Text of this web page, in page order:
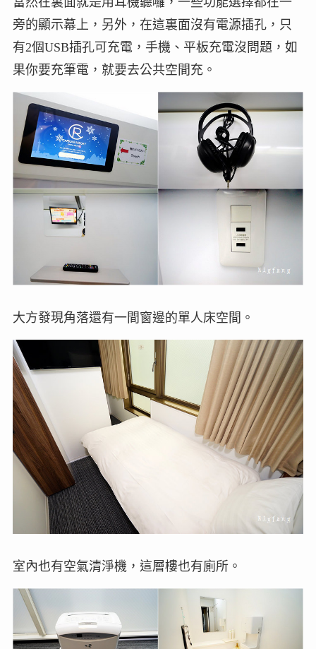
旁的顯示幕上，另外，在這裏面沒有電源插孔，只
有2個USB插孔可充電，手機、平板充電沒問題，如
果你要充筆電，就要去公共空間充。
大方發現角落還有一間窗邊的單人床空間。
室內也有空氣清淨機，這層樓也有廁所。